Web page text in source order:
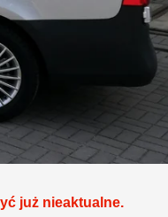
już nieaktualne.